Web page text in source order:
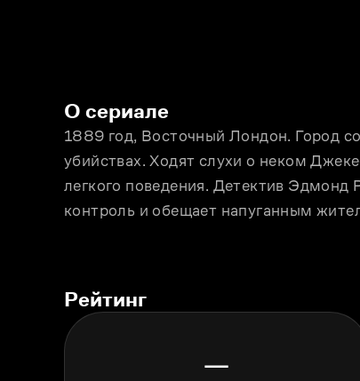
О сериале
1889 год, Восточный Лондон. Город
убийствах. Ходят слухи о неком
легкого поведения. Детектив Эдмонд
контроль и обещает напуганным
Рейтинг
—